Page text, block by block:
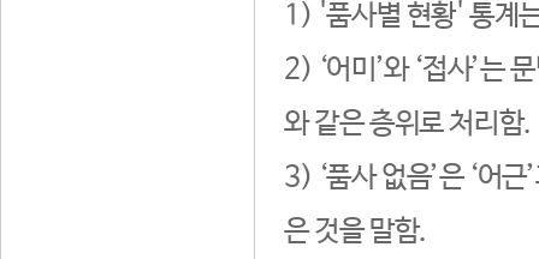
1) '품사별 현황' 통계
2) ‘어미’와 ‘접사’는
와 같은 층위로 처리함.
3) ‘품사 없음’은 ‘어
은 것을 말함.